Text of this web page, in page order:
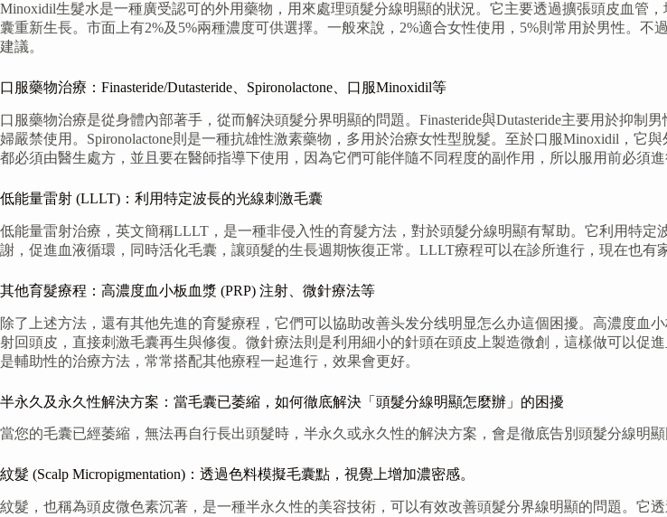
Minoxidil生髮水是一種廣受認可的外用藥物，用來處理頭髮分線明顯的狀況。它主要透過擴張頭皮血管
囊重新生長。市面上有2%及5%兩種濃度可供選擇。一般來說，2%適合女性使用，5%則常用於男性。
建議。
口服藥物治療：Finasteride/Dutasteride、Spironolactone、口服Minoxidil等
口服藥物治療是從身體內部著手，從而解決頭髮分界明顯的問題。Finasteride與Dutasteride主要用於抑
婦嚴禁使用。Spironolactone則是一種抗雄性激素藥物，多用於治療女性型脫髮。至於口服Minoxidil，
都必須由醫生處方，並且要在醫師指導下使用，因為它們可能伴隨不同程度的副作用，所以服用前必須進
低能量雷射 (LLLT)：利用特定波長的光線刺激毛囊
低能量雷射治療，英文簡稱LLLT，是一種非侵入性的育髮方法，對於頭髮分線明顯有幫助。它利用特
謝，促進血液循環，同時活化毛囊，讓頭髮的生長週期恢復正常。LLLT療程可以在診所進行，現在也有
其他育髮療程：高濃度血小板血漿 (PRP) 注射、微針療法等
除了上述方法，還有其他先進的育髮療程，它們可以協助改善头发分线明显怎么办這個困擾。高濃度血
射回頭皮，直接刺激毛囊再生與修復。微針療法則是利用細小的針頭在頭皮上製造微創，這樣做可以
是輔助性的治療方法，常常搭配其他療程一起進行，效果會更好。
半永久及永久性解決方案：當毛囊已萎縮，如何徹底解決「頭髮分線明顯怎麼辦」的困擾
當您的毛囊已經萎縮，無法再自行長出頭髮時，半永久或永久性的解決方案，會是徹底告別頭髮分線明
紋髮 (Scalp Micropigmentation)：透過色料模擬毛囊點，視覺上增加濃密感。
紋髮，也稱為頭皮微色素沉著，是一種半永久性的美容技術，可以有效改善頭髮分界線明顯的問題。它